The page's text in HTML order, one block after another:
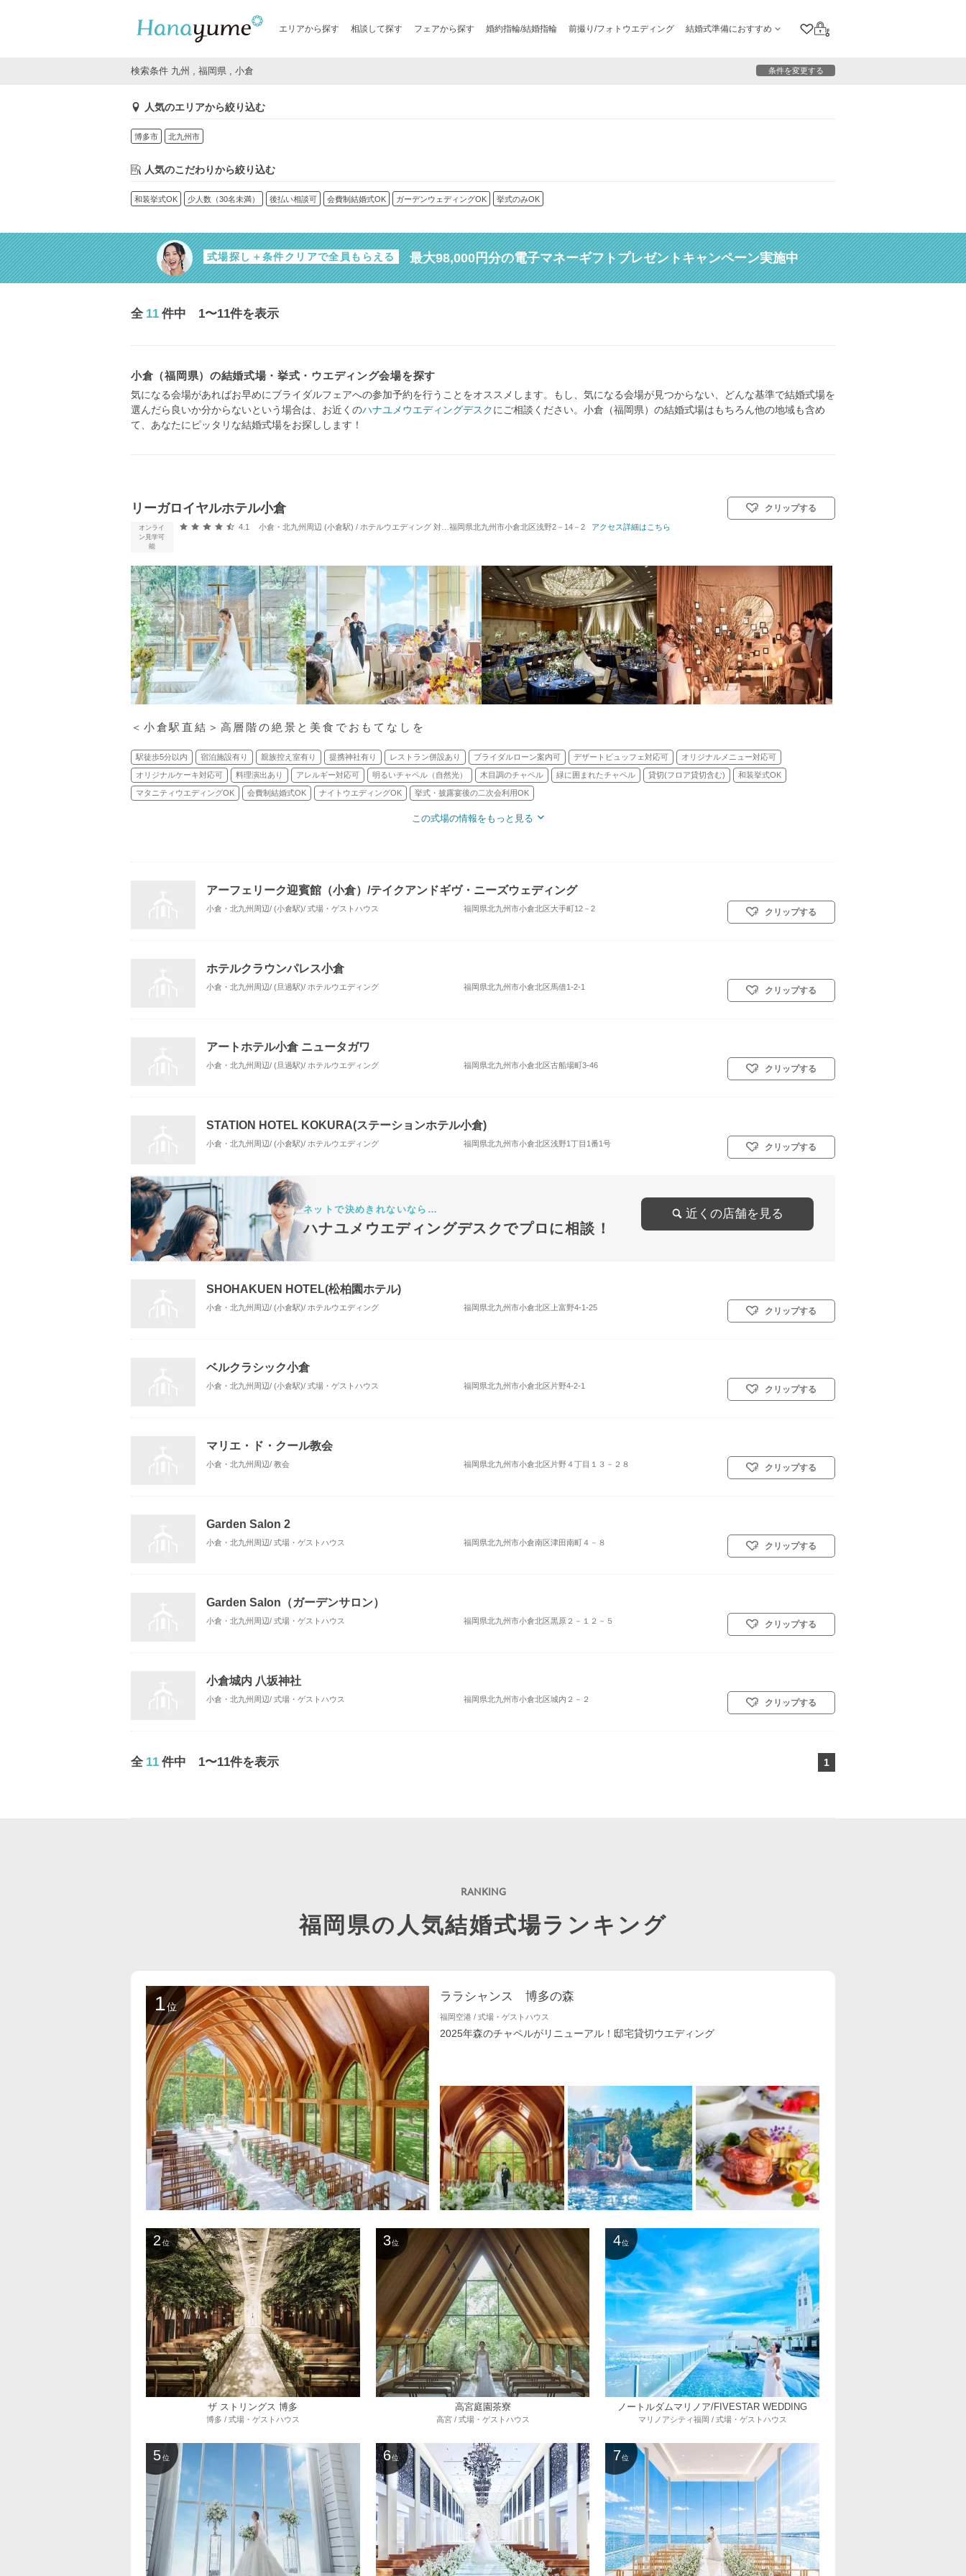
エリアから探す 相談して探す フェアから探す 婚約指輪/結婚指輪 前撮り/フォトウエディング 結婚式準備におすすめ
クリップリスト
ログイン
検索条件 九州 , 福岡県 , 小倉 条件を変更する
人気のエリアから絞り込む
博多市 北九州市
人気のこだわりから絞り込む
和装挙式OK 少人数（30名未満） 後払い相談可 会費制結婚式OK ガーデンウェディングOK 挙式のみOK
式場探し＋条件クリアで全員もらえる 最大98,000円分の電子マネーギフトプレゼントキャンペーン実施中
全 11 件中 1〜11件を表示
小倉（福岡県）の結婚式場・挙式・ウエディング会場を探す
気になる会場があればお早めにブライダルフェアへの参加予約を行うことをオススメします。もし、気になる会場が見つからない、どんな基準で結婚式場を
選んだら良いか分からないという場合は、お近くのハナユメウエディングデスクにご相談ください。小倉（福岡県）の結婚式場はもちろん他の地域も含め
て、あなたにピッタリな結婚式場をお探しします！
リーガロイヤルホテル小倉
オンライ
ン見学可
能
口コミ評価
4.1 小倉・北九州周辺 (小倉駅) / ホテルウエディング 対応人数: 着席：2名 ～ 600名， ハナユメなら6名 ～ 応相談 挙式スタイル: 教会式(キリスト教式)／神前式／人前式
福岡県北九州市小倉北区浅野2－14－2 アクセス詳細はこちら
クリップする
＜小倉駅直結＞高層階の絶景と美食でおもてなしを
駅徒歩5分以内 宿泊施設有り 親族控え室有り 提携神社有り レストラン併設あり ブライダルローン案内可 デザートビュッフェ対応可 オリジナルメニュー対応可
オリジナルケーキ対応可 料理演出あり アレルギー対応可 明るいチャペル（自然光） 木目調のチャペル 緑に囲まれたチャペル 貸切(フロア貸切含む) 和装挙式OK
マタニティウエディングOK 会費制結婚式OK ナイトウエディングOK 挙式・披露宴後の二次会利用OK
この式場の情報をもっと見る
アーフェリーク迎賓館（小倉）/テイクアンドギヴ・ニーズウェディング
小倉・北九州周辺/ (小倉駅)/ 式場・ゲストハウス 福岡県北九州市小倉北区大手町12－2 クリップする
ホテルクラウンパレス小倉
小倉・北九州周辺/ (旦過駅)/ ホテルウエディング 福岡県北九州市小倉北区馬借1-2-1 クリップする
アートホテル小倉 ニュータガワ
小倉・北九州周辺/ (旦過駅)/ ホテルウエディング 福岡県北九州市小倉北区古船場町3-46 クリップする
STATION HOTEL KOKURA(ステーションホテル小倉)
小倉・北九州周辺/ (小倉駅)/ ホテルウエディング 福岡県北九州市小倉北区浅野1丁目1番1号 クリップする
ネットで決めきれないなら…
ハナユメウエディングデスクでプロに相談！
近くの店舗を見る
SHOHAKUEN HOTEL(松柏園ホテル)
小倉・北九州周辺/ (小倉駅)/ ホテルウエディング 福岡県北九州市小倉北区上富野4-1-25 クリップする
ベルクラシック小倉
小倉・北九州周辺/ (小倉駅)/ 式場・ゲストハウス 福岡県北九州市小倉北区片野4-2-1 クリップする
マリエ・ド・クール教会
小倉・北九州周辺/ 教会 福岡県北九州市小倉北区片野４丁目１３－２８ クリップする
Garden Salon 2
小倉・北九州周辺/ 式場・ゲストハウス 福岡県北九州市小倉南区津田南町４－８ クリップする
Garden Salon（ガーデンサロン）
小倉・北九州周辺/ 式場・ゲストハウス 福岡県北九州市小倉北区黒原２－１２－５ クリップする
小倉城内 八坂神社
小倉・北九州周辺/ 式場・ゲストハウス 福岡県北九州市小倉北区城内２－２ クリップする
全 11 件中 1〜11件を表示
1
福岡県の人気結婚式場ランキング
1位
ララシャンス 博多の森
福岡空港 / 式場・ゲストハウス
2025年森のチャペルがリニューアル！邸宅貸切ウエディング
2 位
ザ ストリングス 博多
博多 / 式場・ゲストハウス
3 位
高宮庭園茶寮
高宮 / 式場・ゲストハウス
4 位
ノートルダムマリノア/FIVESTAR WEDDING
マリノアシティ福岡 / 式場・ゲストハウス
5 位 6 位 7 位